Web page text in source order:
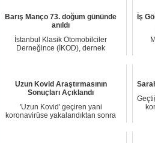
Barış Manço 73. doğum gününde
anıldı
İstanbul Klasik Otomobilciler
Derneğince (İKOD), dernek
İş
Uzun Kovid Araştırmasının
Sonuçları Açıklandı
'Uzun Kovid' geçiren yani
koronavirüse yakalandıktan sonra